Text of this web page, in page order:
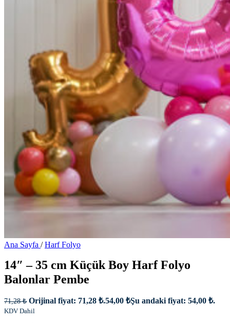
Ana Sayfa / Harf Folyo
14″ – 35 cm Küçük Boy Harf Folyo
Balonlar Pembe
71,28₺ Orijinal fiyat: 71,28 ₺.54,00 ₺Şu andaki fiyat: 54,00 ₺.
KDV Dahil